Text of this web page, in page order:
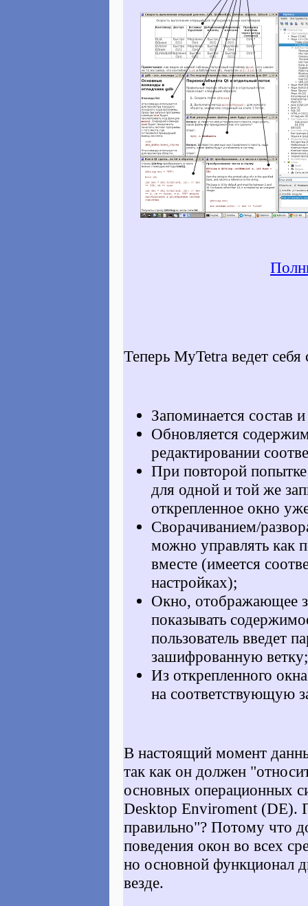
Теперь MyTetra ведет
Запоминается состав
Обновляется
редактировании
При повторой
для одной и той же
открепленное окно
Сворачиванием/
можно управлять как
вместе (имеется
настройках);
Окно, отображающее
показывать
пользователь введет
зашифрованную ветку;
Из открепленного
на соответствующую
В настоящий момент
так как он должен
основных операционных
Desktop Enviroment (DE).
правильно"? Потому что
поведения окон во всех
но основной функционал
везде.